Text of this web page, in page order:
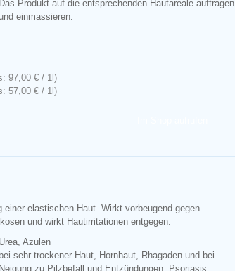
Das Produkt auf die entsprechenden Hautareale auftragen
einmassieren.
97,00 € / 1l)
57,00 € / 1l)
einer elastischen Haut. Wirkt vorbeugend gegen
und wirkt Hautirritationen entgegen.
Urea, Azulen
bei sehr trockener Haut, Hornhaut, Rhagaden und bei
Neigung zu Pilzbefall und Entzündungen, Psoriasis